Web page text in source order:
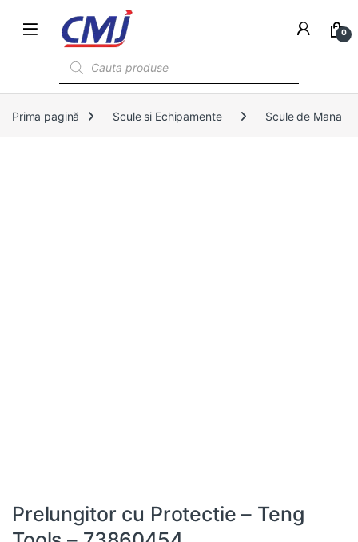
0
Prima pagină Scule si Echipamente Scule de Mana
Prelungitor cu Protectie – Teng